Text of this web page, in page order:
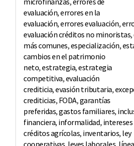
evaluación,errores en la
evaluación,errores evaluación,
evaluación créditos no minoristas,
más comunes,especialización,
cambios en el patrimonio
neto,estrategia,estrategia
competitiva,evaluación
crediticia,evasión tributaria,
crediticias, FODA,garantías
preferidas,gastos familiares,
financiera, informalidad, intereses
créditos agrícolas, inventarios, ley